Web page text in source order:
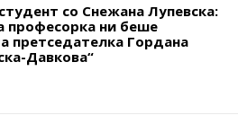
со Снежана Лупевска:
професорка ни беше
претседателка Гордана
Давкова“